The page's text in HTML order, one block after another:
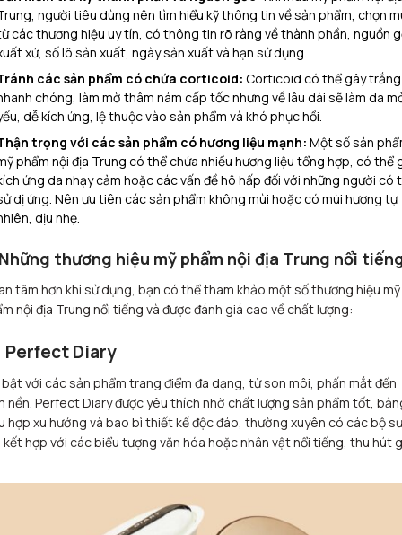
người tiêu dùng nên tìm hiểu kỹ thông tin về sản phẩm, chọn
các thương hiệu uy tín, có thông tin rõ ràng về thành phần, nguồn
xứ, số lô sản xuất, ngày sản xuất và hạn sử dụng.
các sản phẩm có chứa corticoid: Corticoid có thể gây
chóng, làm mờ thâm nám cấp tốc nhưng về lâu dài sẽ làm da
dễ kích ứng, lệ thuộc vào sản phẩm và khó phục hồi.
trọng với các sản phẩm có hương liệu mạnh: Một số sản
phẩm nội địa Trung có thể chứa nhiều hương liệu tổng hợp, có thể
ứng da nhạy cảm hoặc các vấn đề hô hấp đối với những người có
dị ứng. Nên ưu tiên các sản phẩm không mùi hoặc có mùi hương tự
dịu nhẹ.
thương hiệu mỹ phẩm nội địa Trung nổi
tâm hơn khi sử dụng, bạn có thể tham khảo một số thương hiệu mỹ
nội địa Trung nổi tiếng và được đánh giá cao về chất lượng:
Perfect Diary
với các sản phẩm trang điểm đa dạng, từ son môi, phấn mắt đến
nền. Perfect Diary được yêu thích nhờ chất lượng sản phẩm tốt,
hợp xu hướng và bao bì thiết kế độc đáo, thường xuyên có các bộ
hợp với các biểu tượng văn hóa hoặc nhân vật nổi tiếng, thu hút